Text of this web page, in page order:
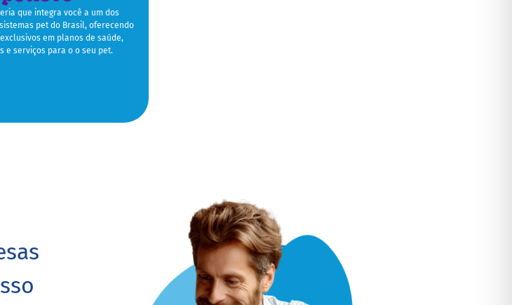
que integra você a um dos
pet do Brasil, oferecendo
em planos de saúde,
e serviços para o o seu pet.